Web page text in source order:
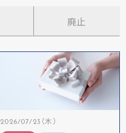
廃止
2026/07/23（木）